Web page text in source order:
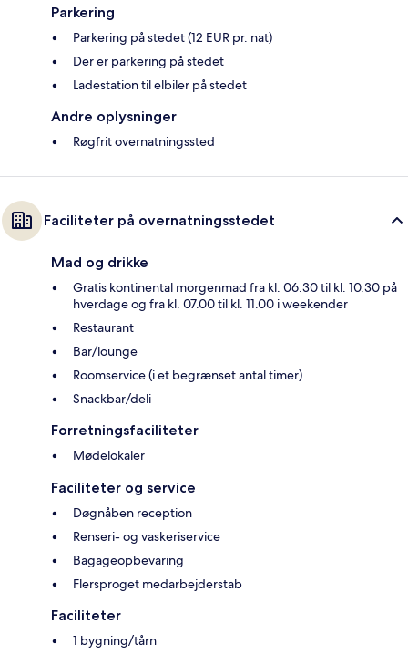
Parkering
Parkering på stedet (12 EUR pr. nat)
Der er parkering på stedet
Ladestation til elbiler på stedet
Andre oplysninger
Røgfrit overnatningssted
Faciliteter på overnatningsstedet
Mad og drikke
Gratis kontinental morgenmad fra kl. 06.30 til kl. 10.30 på
hverdage og fra kl. 07.00 til kl. 11.00 i weekender
Restaurant
Bar/lounge
Roomservice (i et begrænset antal timer)
Snackbar/deli
Forretningsfaciliteter
Mødelokaler
Faciliteter og service
Døgnåben reception
Renseri- og vaskeriservice
Bagageopbevaring
Flersproget medarbejderstab
Faciliteter
1 bygning/tårn